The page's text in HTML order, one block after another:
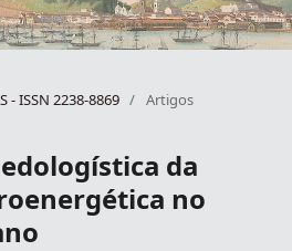
- ISSN 2238-8869 / Artigos
da
no